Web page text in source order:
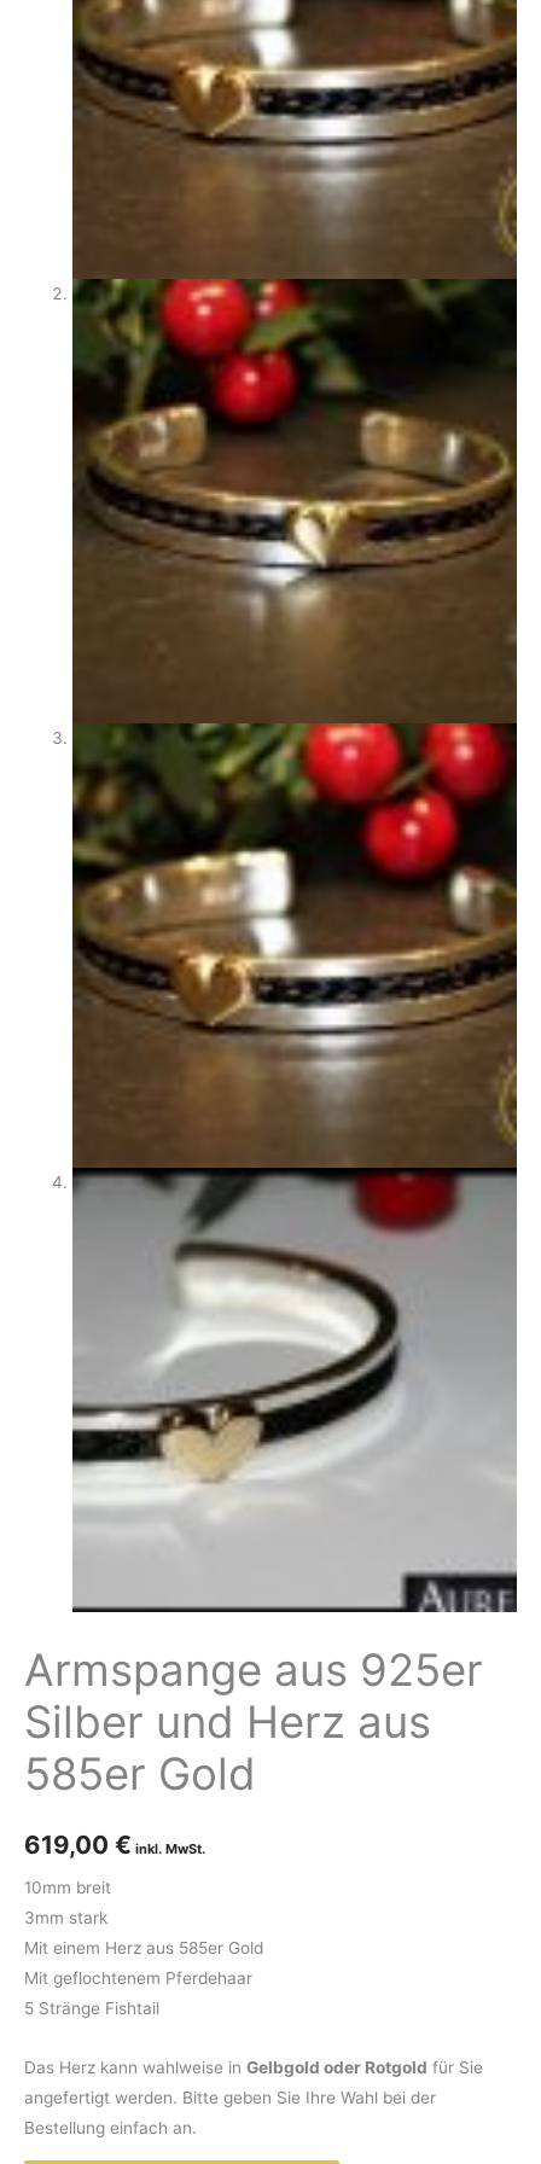
Armspange aus 925er
Silber und Herz aus
585er Gold
619,00 €
10mm breit
3mm stark
Mit einem Herz aus 585er Gold
Mit geflochtenem Pferdehaar
5 Stränge Fishtail
Das Herz kann wahlweise in Gelbgold oder Rotgold für Sie
angefertigt werden. Bitte geben Sie Ihre Wahl bei der
Bestellung einfach an.